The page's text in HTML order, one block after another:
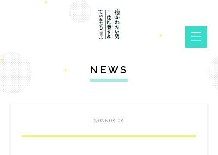
NEWS
2026.08.08